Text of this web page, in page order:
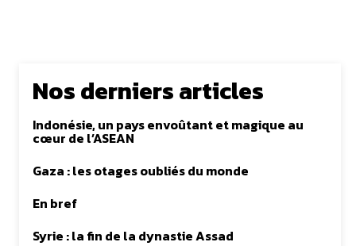
Nos derniers articles
Indonésie, un pays envoûtant et magique au
cœur de l’ASEAN
Gaza : les otages oubliés du monde
En bref
Syrie : la fin de la dynastie Assad